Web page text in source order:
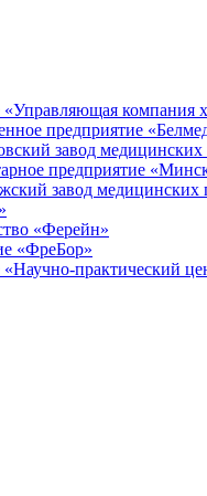
«Управляющая компания
предприятие
завод медицинских
предприятие
завод медицинских
«Ферейн»
«ФреБор»
«Научно-практический